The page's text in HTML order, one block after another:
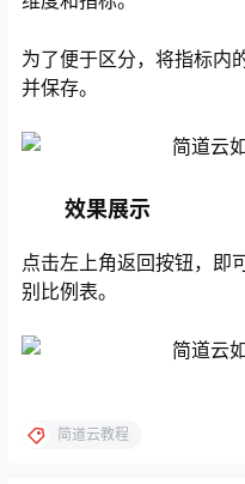
为了便于区分，将指标内
并保存。
效果展示
点击左上角返回按钮，即
别比例表。
简道云教程